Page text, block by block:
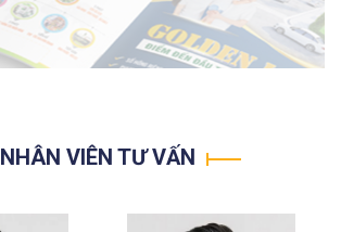
NHÂN VIÊN TƯ VẤN